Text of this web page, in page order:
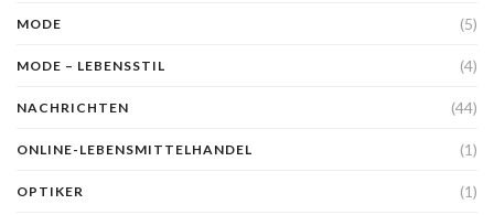
MODE (5)
MODE – LEBENSSTIL (4)
NACHRICHTEN (44)
ONLINE-LEBENSMITTELHANDEL (1)
OPTIKER (1)